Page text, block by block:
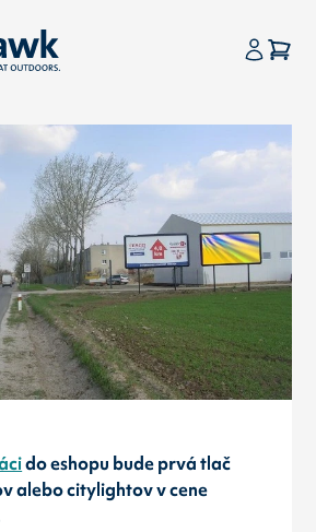
do eshopu bude prvá tlač
alebo citylightov v cene